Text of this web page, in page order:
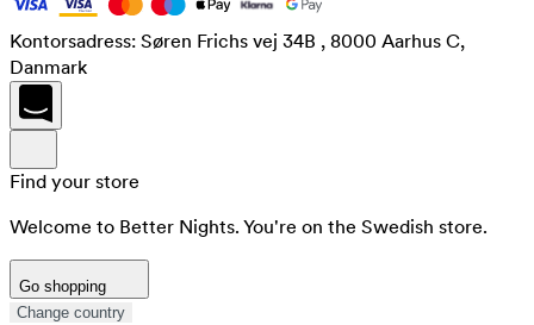
Kontorsadress: Søren Frichs vej 34B , 8000 Aarhus C,
Danmark
Find your store
Welcome to Better Nights. You're on the Swedish store.
Go shopping
Change country